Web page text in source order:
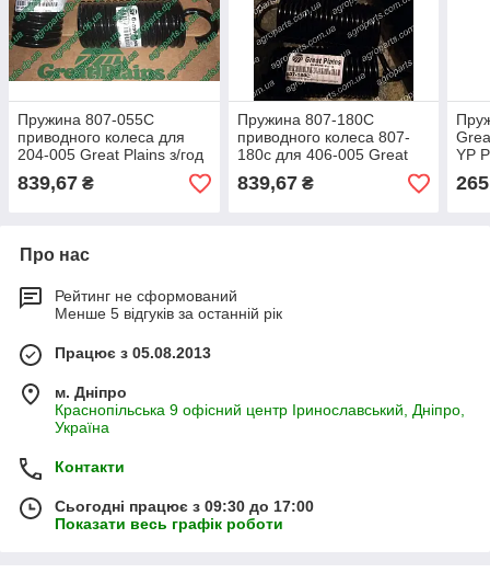
Пружина 807-055C
приводного колеса для
204-005 Great Plains з/год
SPRING 807-055С
839,67 ₴
Пружина 807-180C
приводного колеса 807-
180с для 406-005 Great
Plains з ч пружины PD YP
807-178
839,67₴
YP
Про нас
Рейтинг не сформований
Менше 5 відгуків за останній рік
Працює з 05.08.2013
м. Дніпро
Краснопільська 9 офісний центр Іринославський, Дніпро,
Україна
Контакти
Сьогодні працює з 09:30 до 17:00
Показати весь графік роботи